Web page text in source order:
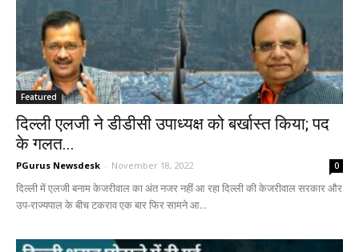
Featured
दिल्ली एलजी ने डीडीसी उपाध्यक्ष को बर्खास्त किया; पद
के गलत...
PGurus Newsdesk - November 18, 2022 0
दिल्ली में एलजी बनाम केजरीवाल का अंत नजर नहीं आ रहा दिल्ली की केजरीवाल सरकार और
उप-राज्यपाल के बीच टकराव एक बार फिर सामने आ...